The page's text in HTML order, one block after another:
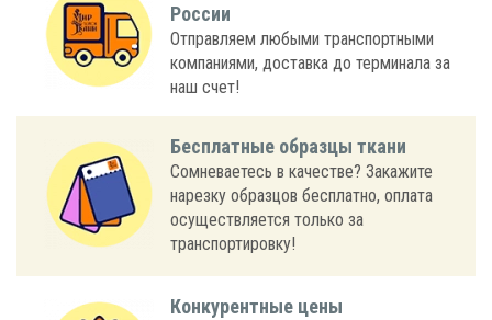
России
Отправляем любыми транспортными
компаниями, доставка до терминала за
наш счет!
Бесплатные образцы ткани
Сомневаетесь в качестве? Закажите
нарезку образцов бесплатно, оплата
осуществляется только за
транспортировку!
Конкурентные цены